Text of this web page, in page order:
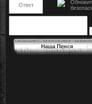
Наша Пенся